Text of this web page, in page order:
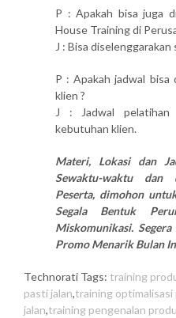
P : Apakah bisa juga
House Training di
J : Bisa
P : Apakah jadwal bisa
klien ?
J : Jadwal pelatihan
kebutuhan klien.
Materi, Lokasi dan
Sewaktu-waktu dan
Peserta, dimohon
Segala Bentuk
Miskomunikasi.
Promo Menarik Bulan
Technorati Tags: training
pasti jalan,training
jalan,training pengenalan